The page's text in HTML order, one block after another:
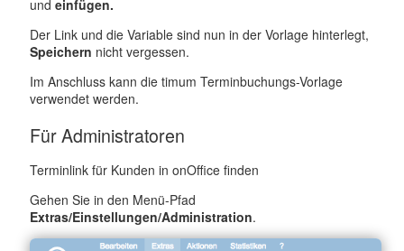
und einfügen.
Der Link und die Variable sind nun in der Vorlage hinterlegt,
Speichern nicht vergessen.
Im Anschluss kann die timum Terminbuchungs-Vorlage
verwendet werden.
Für Administratoren
Terminlink für Kunden in onOffice finden
Gehen Sie in den Menü-Pfad
Extras/Einstellungen/Administration.